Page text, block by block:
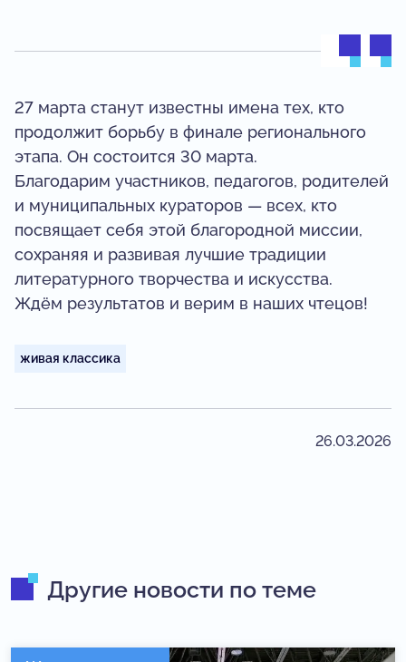
27 марта станут известны имена тех, кто
продолжит борьбу в финале регионального
этапа. Он состоится 30 марта.
Благодарим участников, педагогов, родителей
и муниципальных кураторов — всех, кто
посвящает себя этой благородной миссии,
сохраняя и развивая лучшие традиции
литературного творчества и искусства.
Ждём результатов и верим в наших чтецов!
живая классика
26.03.2026
Другие новости по теме